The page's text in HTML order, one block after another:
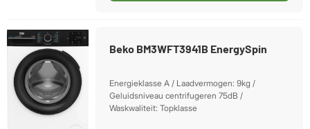
Beko BM3WFT3941B EnergySpin
Energieklasse A / Laadvermogen: 9kg /
Geluidsniveau centrifugeren 75dB /
Waskwaliteit: Topklasse